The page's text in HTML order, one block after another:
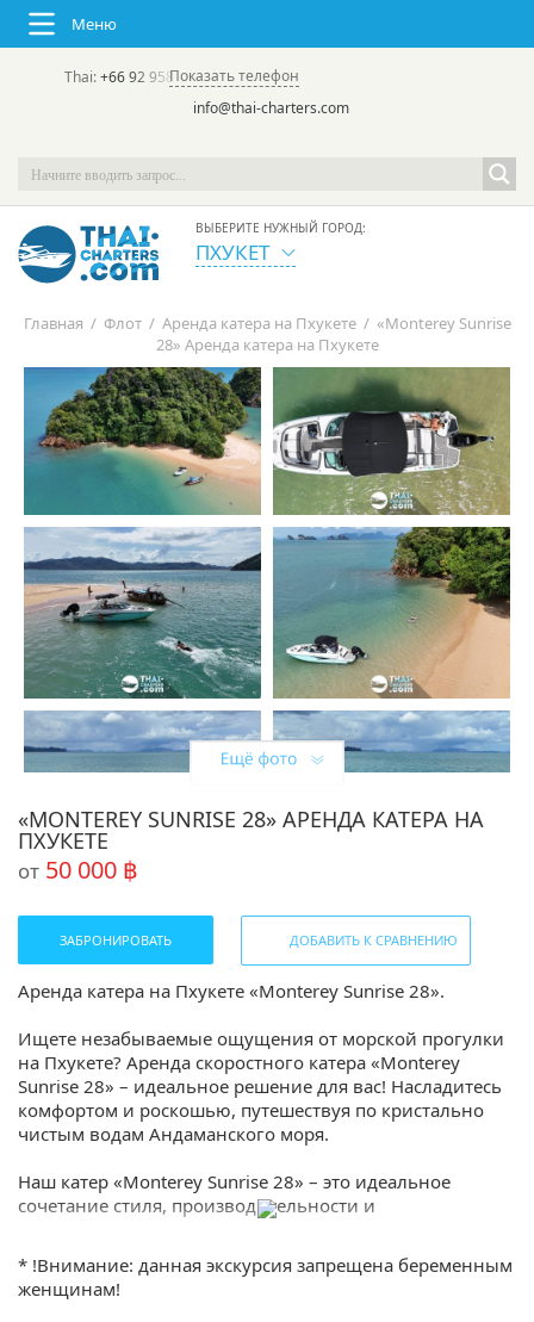
Меню
Thai:+66 92 958 8644(rus/eng) | в России:
Показать телефон
info@thai-charters.com
ВЫБЕРИТЕ НУЖНЫЙ ГОРОД:
ПХУКЕТ
Главная / Флот / Аренда катера на Пхукете / «Monterey Sunrise
28» Аренда катера на Пхукете
«MONTEREY SUNRISE 28» АРЕНДА КАТЕРА НА
ПХУКЕТЕ
от 50 000 ฿
ЗАБРОНИРОВАТЬ ДОБАВИТЬ К СРАВНЕНИЮ
Аренда катера на Пхукете «Monterey Sunrise 28».
Ищете незабываемые ощущения от морской прогулки
на Пхукете? Аренда скоростного катера «Monterey
Sunrise 28» – идеальное решение для вас! Насладитесь
комфортом и роскошью, путешествуя по кристально
чистым водам Андаманского моря.
Наш катер «Monterey Sunrise 28» – это идеальное
сочетание стиля, производительности и
исследовать прекрасные пляжи, уединенные бухты и
захватывающие пейзажи Пхукета. Наша команда
профессиональных капитанов и экипажа гарантирует
* !Внимание: данная экскурсия запрещена беременным
женщинам!